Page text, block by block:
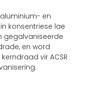
en
konsentriese lae
gegalvaniseerde
en word
vir ACSR